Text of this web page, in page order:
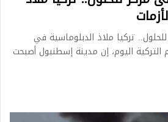
تركيا ملاذ الدبلوماسية في
التركية اليوم، إن مدينة إسطنبول أصبحت